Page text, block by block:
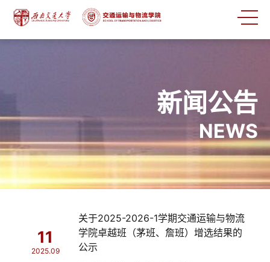
新闻公告
NEWS
11
2025.09
关于2025-2026-1学期交通运输与物流
学院卓越班（茅班、詹班）增选结果的
公示